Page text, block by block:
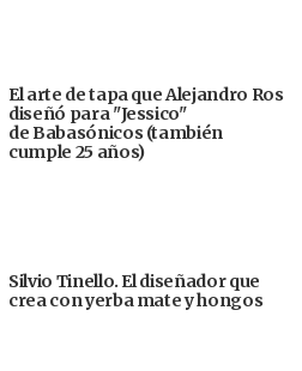
El arte de tapa que Alejandro Ros
diseñó para "Jessico"
de Babasónicos (también
cumple 25 años)
Silvio Tinello. El diseñador que
crea con yerba mate y hongos